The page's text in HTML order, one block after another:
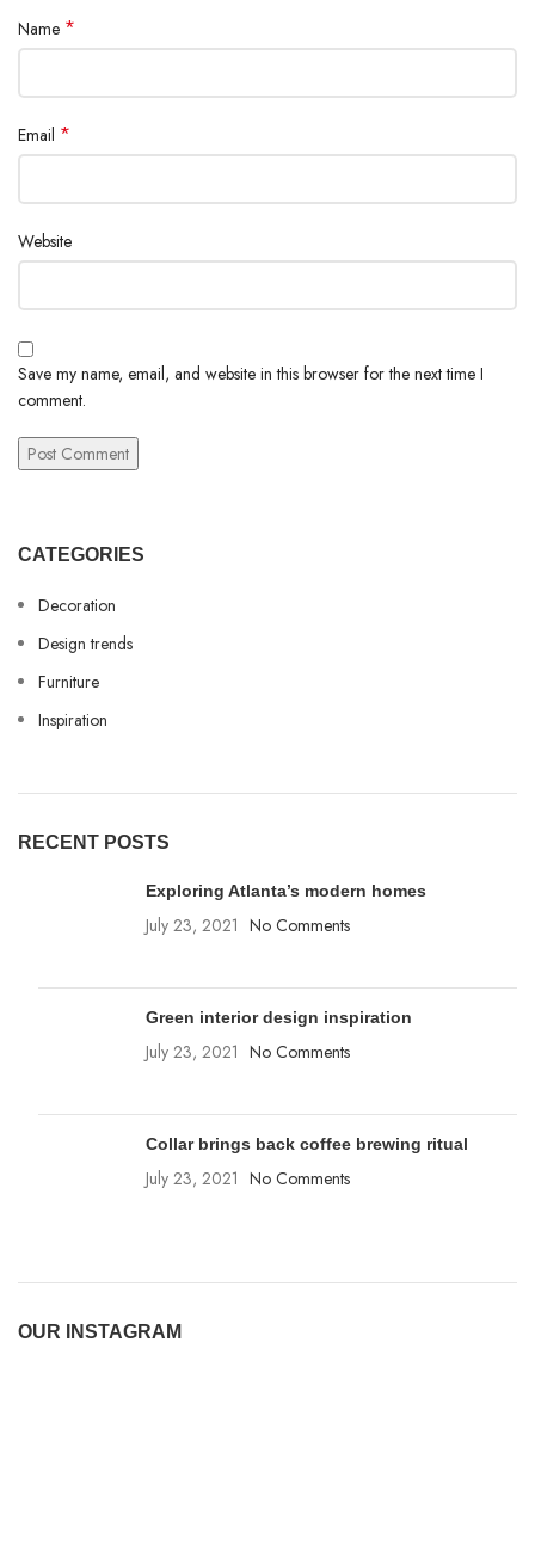
Name *
Email *
Website
Save my name, email, and website in this browser for the next time I
comment.
CATEGORIES
Decoration
Design trends
Furniture
Inspiration
RECENT POSTS
Exploring Atlanta’s modern homes
July 23, 2021 No Comments
Green interior design inspiration
July 23, 2021 No Comments
Collar brings back coffee brewing ritual
July 23, 2021 No Comments
OUR INSTAGRAM